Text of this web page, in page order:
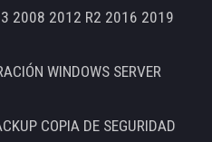
2008 2012 R2 2016 2019
WINDOWS SERVER
COPIA DE SEGURIDAD